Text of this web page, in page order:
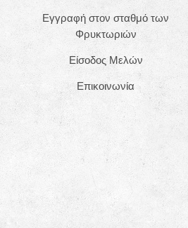
Εγγραφή στον σταθμό των
Φρυκτωριών
Είσοδος Μελών
Επικοινωνία